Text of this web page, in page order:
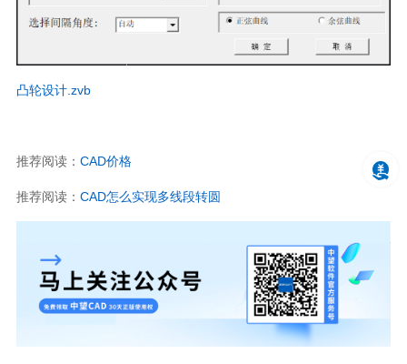
凸轮设计.zvb
推荐阅读： CAD价格
推荐阅读： CAD怎么实现多线段转圆